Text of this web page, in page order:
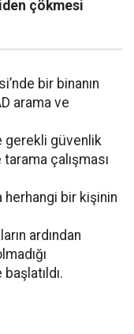
çökmesi
bir binanın
arama ve
gerekli güvenlik
çalışması
herhangi bir kişinin
ardından